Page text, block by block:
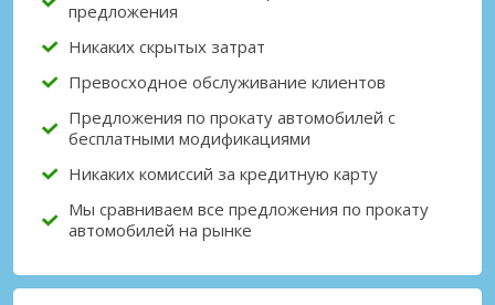
предложения
Никаких скрытых затрат
Превосходное обслуживание клиентов
Предложения по прокату автомобилей с
бесплатными модификациями
Никаких комиссий за кредитную карту
Мы сравниваем все предложения по прокату
автомобилей на рынке